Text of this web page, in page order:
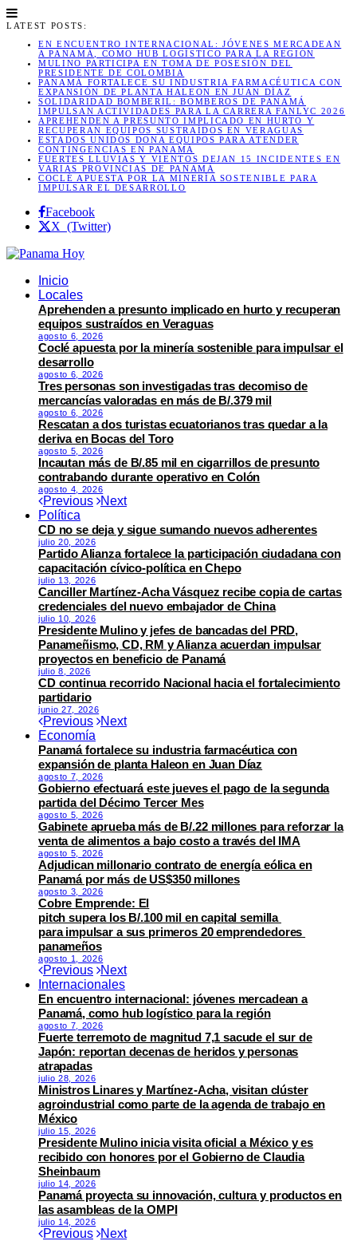
LATEST POSTS:
EN ENCUENTRO INTERNACIONAL: JÓVENES MERCADEAN
A PANAMÁ, COMO HUB LOGÍSTICO PARA LA REGIÓN
MULINO PARTICIPA EN TOMA DE POSESIÓN DEL
PRESIDENTE DE COLOMBIA
PANAMÁ FORTALECE SU INDUSTRIA FARMACÉUTICA CON
EXPANSIÓN DE PLANTA HALEON EN JUAN DÍAZ
SOLIDARIDAD BOMBERIL: BOMBEROS DE PANAMÁ
IMPULSAN ACTIVIDADES PARA LA CARRERA FANLYC 2026
APREHENDEN A PRESUNTO IMPLICADO EN HURTO Y
RECUPERAN EQUIPOS SUSTRAÍDOS EN VERAGUAS
ESTADOS UNIDOS DONA EQUIPOS PARA ATENDER
CONTINGENCIAS EN PANAMÁ
FUERTES LLUVIAS Y VIENTOS DEJAN 15 INCIDENTES EN
VARIAS PROVINCIAS DE PANAMÁ
COCLÉ APUESTA POR LA MINERÍA SOSTENIBLE PARA
IMPULSAR EL DESARROLLO
Facebook
X (Twitter)
Inicio
Locales
Aprehenden a presunto implicado en hurto y recuperan
equipos sustraídos en Veraguas
agosto 6, 2026
Coclé apuesta por la minería sostenible para impulsar el
desarrollo
agosto 6, 2026
Tres personas son investigadas tras decomiso de
mercancías valoradas en más de B/.379 mil
agosto 6, 2026
Rescatan a dos turistas ecuatorianos tras quedar a la
deriva en Bocas del Toro
agosto 5, 2026
Incautan más de B/.85 mil en cigarrillos de presunto
contrabando durante operativo en Colón
agosto 4, 2026
Previous Next
Política
CD no se deja y sigue sumando nuevos adherentes
julio 20, 2026
Partido Alianza fortalece la participación ciudadana con
capacitación cívico-política en Chepo
julio 13, 2026
Canciller Martínez-Acha Vásquez recibe copia de cartas
credenciales del nuevo embajador de China
julio 10, 2026
Presidente Mulino y jefes de bancadas del PRD,
Panameñismo, CD, RM y Alianza acuerdan impulsar
proyectos en beneficio de Panamá
julio 8, 2026
CD continua recorrido Nacional hacia el fortalecimiento
partidario
junio 27, 2026
Previous Next
Economía
Panamá fortalece su industria farmacéutica con
expansión de planta Haleon en Juan Díaz
agosto 7, 2026
Gobierno efectuará este jueves el pago de la segunda
partida del Décimo Tercer Mes
agosto 5, 2026
Gabinete aprueba más de B/.22 millones para reforzar la
venta de alimentos a bajo costo a través del IMA
agosto 5, 2026
Adjudican millonario contrato de energía eólica en
Panamá por más de US$350 millones
agosto 3, 2026
Cobre Emprende: El
pitch supera los B/.100 mil en capital semilla
para impulsar a sus primeros 20 emprendedores
panameños
agosto 1, 2026
Previous Next
Internacionales
En encuentro internacional: jóvenes mercadean a
Panamá, como hub logístico para la región
agosto 7, 2026
Fuerte terremoto de magnitud 7,1 sacude el sur de
Japón: reportan decenas de heridos y personas
atrapadas
julio 28, 2026
Ministros Linares y Martínez-Acha, visitan clúster
agroindustrial como parte de la agenda de trabajo en
México
julio 15, 2026
Presidente Mulino inicia visita oficial a México y es
recibido con honores por el Gobierno de Claudia
Sheinbaum
julio 14, 2026
Panamá proyecta su innovación, cultura y productos en
las asambleas de la OMPI
julio 14, 2026
Previous Next